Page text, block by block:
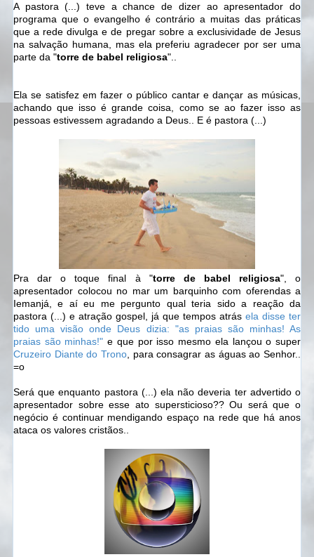
A pastora (...) teve a chance de dizer ao apresentador do
programa que o evangelho é contrário a muitas das práticas
que a rede divulga e de pregar sobre a exclusividade de Jesus
na salvação humana, mas ela preferiu agradecer por ser uma
parte da "torre de babel religiosa"..
Ela se satisfez em fazer o público cantar e dançar as músicas,
achando que isso é grande coisa, como se ao fazer isso as
pessoas estivessem agradando a Deus.. E é pastora (...)
Pra dar o toque final à "torre de babel religiosa", o
apresentador colocou no mar um barquinho com oferendas a
Iemanjá, e aí eu me pergunto qual teria sido a reação da
pastora (...) e atração gospel, já que tempos atrás ela disse ter
tido uma visão onde Deus dizia: "as praias são minhas! As
praias são minhas!" e que por isso mesmo ela lançou o super
Cruzeiro Diante do Trono , para consagrar as águas ao Senhor..
=o
Será que enquanto pastora (...) ela não deveria ter advertido o
apresentador sobre esse ato supersticioso?? Ou será que o
negócio é continuar mendigando espaço na rede que há anos
ataca os valores cristãos..